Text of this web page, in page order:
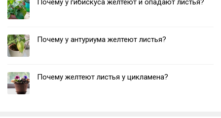
Почему у гибискуса желтеют и опадают листья?
Почему у антуриума желтеют листья?
Почему желтеют листья у цикламена?